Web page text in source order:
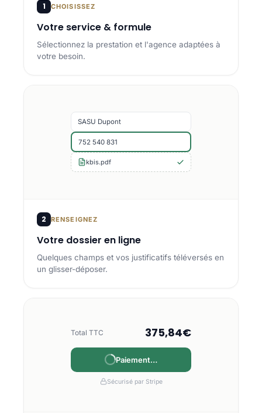
1 CHOISISSEZ
Votre service & formule
Sélectionnez la prestation et l'agence adaptées à
votre besoin.
SASU Dupont
752 540 831
kbis.pdf
2 RENSEIGNEZ
Votre dossier en ligne
Quelques champs et vos justificatifs téléversés en
un glisser-déposer.
Total TTC 375,84€
Payé
Sécurisé par Stripe